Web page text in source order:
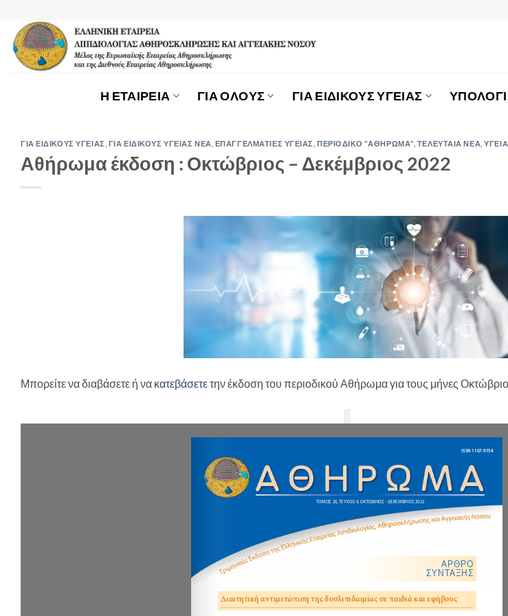
περιεχόμενο
Η ΕΤΑΙΡΕΙΑ ΓΙΑ ΟΛΟΥΣ ΓΙΑ ΕΙΔΙΚΟΥΣ ΥΓΕΙΑΣ
ΓΙΑ ΕΙΔΙΚΟΥΣ ΥΓΕΙΑΣ ΓΙΑ ΕΙΔΙΚΟΥΣ ΥΓΕΙΑΣ ΝΕΑ ΕΠΑΓΓΕΛΜΑΤΙΕΣ ΥΓΕΙΑΣ ,ΠΕΡΙΟΔΙΚΟ "ΑΘΗΡΩΜΑ" ΤΕΛΕΥΤΑΙΑ ΝΕΑ ,
Αθήρωμα έκδοση : Οκτώβριος – Δεκέμβριος 2022
Μπορείτε να διαβάσετε ή να κατεβάσετετην έκδοση του περιοδικού Αθήρωμα για τους μήνες